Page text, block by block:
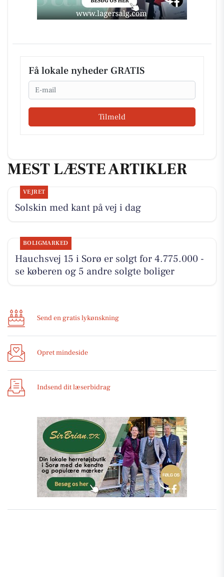
Få lokale nyheder GRATIS
Email
Tilmeld
MEST LÆSTE ARTIKLER
VEJRET
Solskin med kant på vej i dag
BOLIGMARKED
Hauchsvej 15 i Sorø er solgt for 4.775.000 -
se køberen og 5 andre solgte boliger
Send en gratis lykønskning
Opret mindeside
Indsend dit læserbidrag